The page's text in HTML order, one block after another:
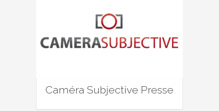
Caméra Subjective Presse